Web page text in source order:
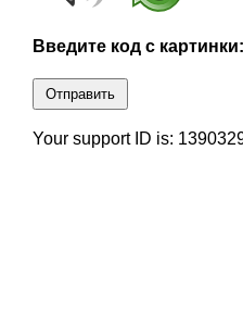
Введите код с картинки:
Отправить
Your support ID is: